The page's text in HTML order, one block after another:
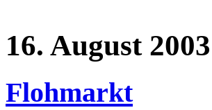
16. August 2003
Flohmarkt